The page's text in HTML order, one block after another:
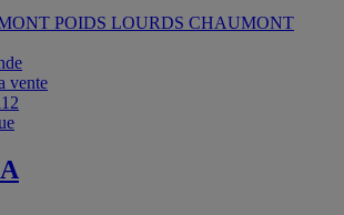
POIDS LOURDS CHAUMONT
vente